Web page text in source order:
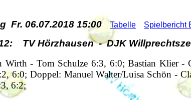
Fr. 06.07.2018 15:00 Tabelle Spielbericht
TV Hörzhausen - DJK
Wirth - Tom Schulze 6:3, 6:0; Bastian Klier -
6:0; Doppel: Manuel Walter/Luisa Schön -
6:2;